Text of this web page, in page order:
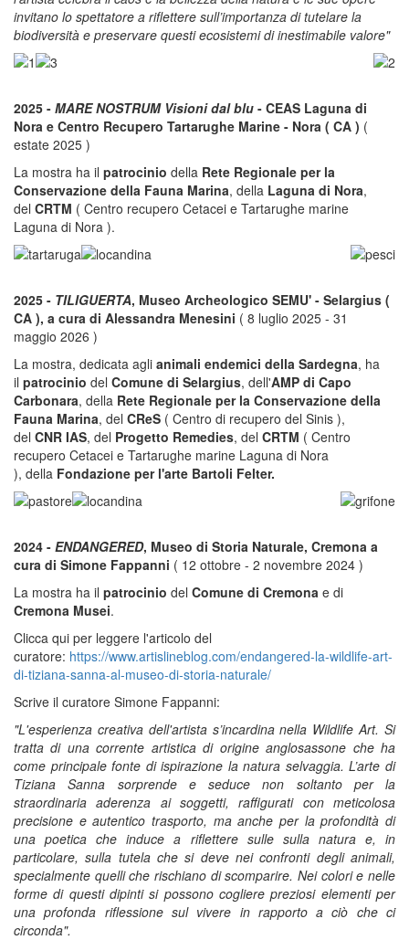
invitano lo spettatore a riflettere sull’importanza di tutelare la
biodiversità e preservare questi ecosistemi di inestimabile valore"
2025 - MARE NOSTRUM Visioni dal blu - CEAS Laguna di
Nora e Centro Recupero Tartarughe Marine - Nora ( CA ) (
estate 2025 )
La mostra ha il patrocinio della Rete Regionale per la
Conservazione della Fauna Marina, della Laguna di Nora,
del CRTM ( Centro recupero Cetacei e Tartarughe marine
Laguna di Nora ).
2025 - TILIGUERTA, Museo Archeologico SEMU' - Selargius (
CA ), a cura di Alessandra Menesini ( 8 luglio 2025 - 31
maggio 2026 )
La mostra, dedicata agli animali endemici della Sardegna, ha
il patrocinio del Comune di Selargius, dell'AMP di Capo
Carbonara, della Rete Regionale per la Conservazione della
Fauna Marina, del CReS ( Centro di recupero del Sinis ),
del CNR IAS, del Progetto Remedies, del CRTM ( Centro
recupero Cetacei e Tartarughe marine Laguna di Nora
), della Fondazione per l'arte Bartoli Felter.
2024 - ENDANGERED, Museo di Storia Naturale, Cremona a
cura di Simone Fappanni ( 12 ottobre - 2 novembre 2024 )
La mostra ha il patrocinio del Comune di Cremona e di
Cremona Musei.
Clicca qui per leggere l'articolo del
curatore: https://www.artislineblog.com/endangered-la-wildlife-art-
di-tiziana-sanna-al-museo-di-storia-naturale/
Scrive il curatore Simone Fappanni:
"L'esperienza creativa dell'artista s’incardina nella Wildlife Art. Si
tratta di una corrente artistica di origine anglosassone che ha
come principale fonte di ispirazione la natura selvaggia. L’arte di
Tiziana Sanna sorprende e seduce non soltanto per la
straordinaria aderenza ai soggetti, raffigurati con meticolosa
precisione e autentico trasporto, ma anche per la profondità di
una poetica che induce a riflettere sulle sulla natura e, in
particolare, sulla tutela che si deve nei confronti degli animali,
specialmente quelli che rischiano di scomparire. Nei colori e nelle
forme di questi dipinti si possono cogliere preziosi elementi per
una profonda riflessione sul vivere in rapporto a ciò che ci
circonda".